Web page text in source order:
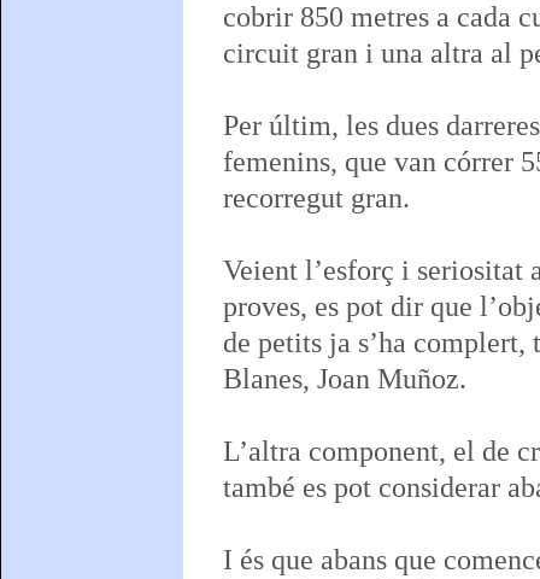
cobrir 850 metres a cada
circuit gran i una altra al
Per últim, les dues
femenins, que van córrer
recorregut gran.
Veient l’esforç i seriositat
proves, es pot dir que
de petits ja s’ha
Blanes, Joan Muñoz.
L’altra component, el de
també es pot considerar
I és que abans que